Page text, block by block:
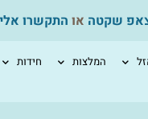
שקטה או התקשרו אלי
המלצות חידות